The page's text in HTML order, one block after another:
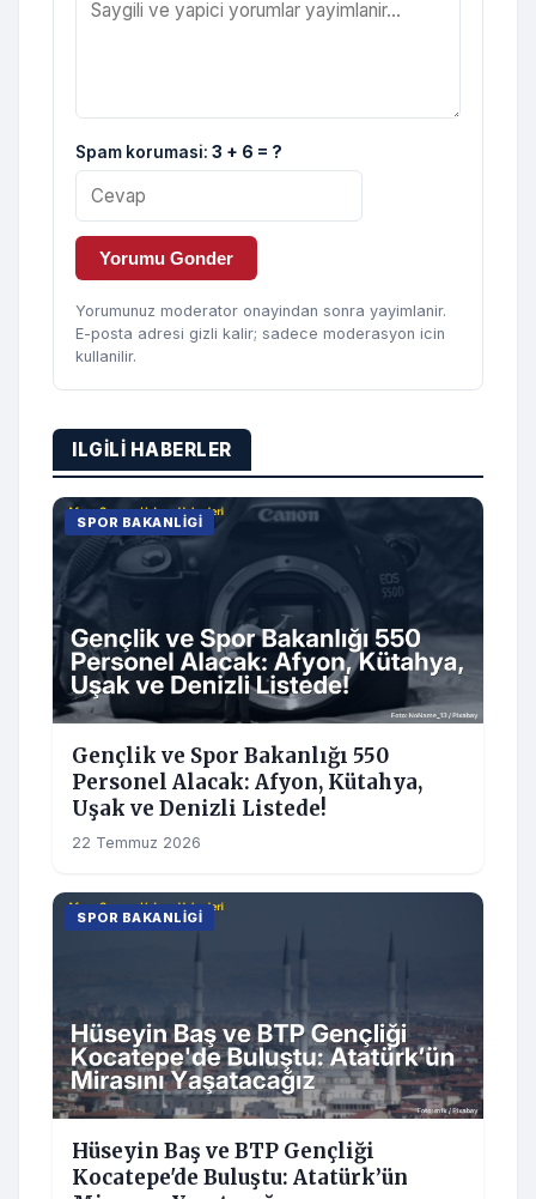
Spam korumasi: 3 + 6 = ?
Yorumu Gonder
Yorumunuz moderator onayindan sonra yayimlanir.
E-posta adresi gizli kalir; sadece moderasyon icin
kullanilir.
ILGILI HABERLER
SPOR BAKANLIGI
Gençlik ve Spor Bakanlığı 550
Personel Alacak: Afyon, Kütahya,
Uşak ve Denizli Listede!
22 Temmuz 2026
SPOR BAKANLIGI
Hüseyin Baş ve BTP Gençliği
Kocatepe'de Buluştu: Atatürk’ün